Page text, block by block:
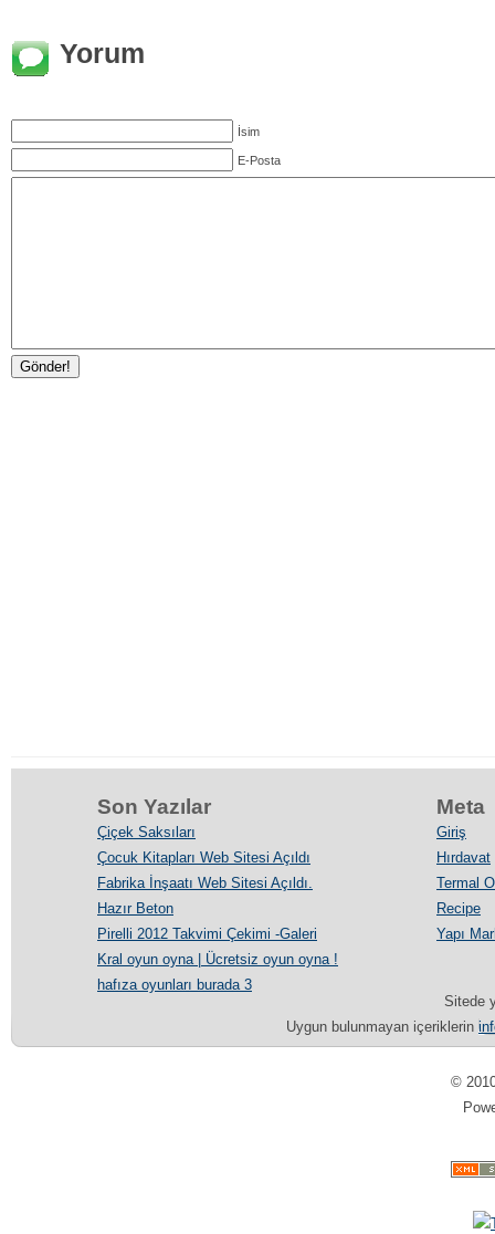
Yorum
İsim
E-Posta
Son Yazılar
Çiçek Saksıları
Çocuk Kitapları Web Sitesi Açıldı
Fabrika İnşaatı Web Sitesi Açıldı.
Hazır Beton
Pirelli 2012 Takvimi Çekimi -Galeri
Kral oyun oyna | Ücretsiz oyun oyna !
hafıza oyunları burada 3
Meta
Giriş
Hırdavat
Termal
Recipe
Yapı
Sitede
Uygun bulunmayan içeriklerin
©